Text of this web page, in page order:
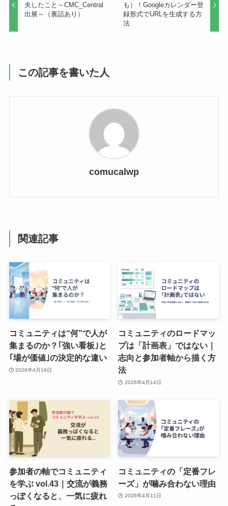
夫したこと～CMC_Central
出展～（裏話あり）
も）！Googleカレンダー登
録形式でURLを生成する方
法
この記事を書いた人
comucalwp
関連記事
コミュニティは“何”で人が
集まるのか？｢強い看板｣と
｢場が価値｣の決定的な違い
2026年4月19日
コミュニティのロードマッ
プは「計画表」ではない｜
志向と参加者軸から描く方
法
2026年4月14日
参加者の軸でコミュニティ
を学ぶ vol.43｜交流が義務
っぽくなると、一気に疲れ
コミュニティの「定番フレ
ーズ」が噛み合わない理由
2026年4月11日